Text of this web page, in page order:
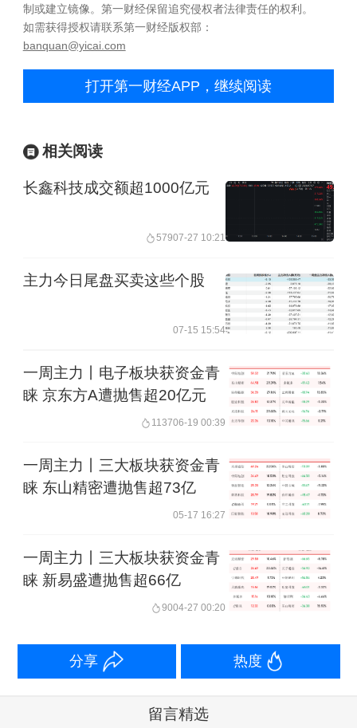
制或建立镜像。第一财经保留追究侵权者法律责任的权利。
如需获得授权请联系第一财经版权部：
banquan@yicai.com
打开第一财经APP，继续阅读
相关阅读
长鑫科技成交额超1000亿元
57907-27 10:21
主力今日尾盘买卖这些个股
07-15 15:54
一周主力丨电子板块获资金青
睐 京东方A遭抛售超20亿元
113706-19 00:39
一周主力丨三大板块获资金青
睐 东山精密遭抛售超73亿
05-17 16:27
一周主力丨三大板块获资金青
睐 新易盛遭抛售超66亿
9004-27 00:20
分享 热度
留言精选